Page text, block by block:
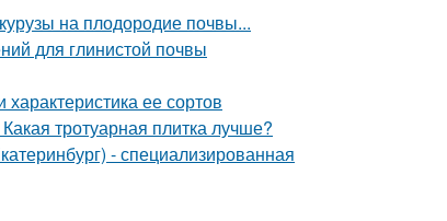
на плодородие почвы...
для глинистой почвы
ее сортов
тротуарная плитка лучше?
- специализированная